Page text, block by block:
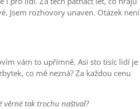
Jsem rozhovory unaven. Otázek není
vám to upřímně. Asi sto tisíc lidí je
co mě nezná? Za každou cenu
věrné tak trochu naštval?